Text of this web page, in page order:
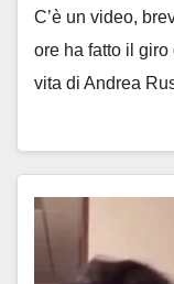
C’è un video,
ore ha fatto il
vita di Andrea